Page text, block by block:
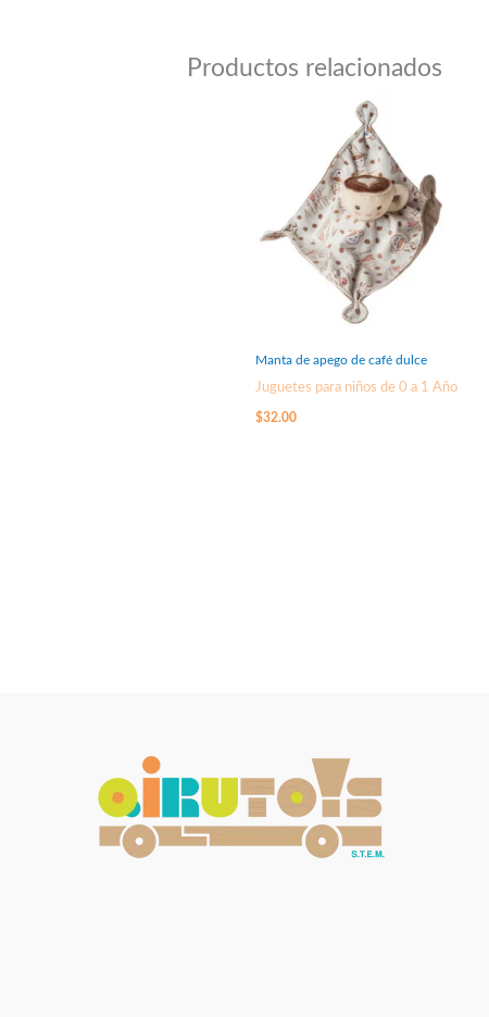
Productos relacionados
Manta de apego de café dulce
Juguetes para niños de 0 a 1 Año
$32.00